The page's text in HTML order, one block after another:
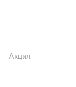
Акция